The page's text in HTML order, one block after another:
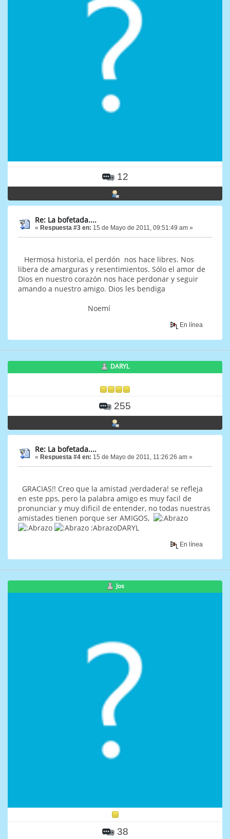
12
Re: La bofetada....
« Respuesta #3 en: 15 de Mayo de 2011, 09:51:49 am »
Hermosa historia, el perdón nos hace libres. Nos
libera de amarguras y resentimientos. Sólo el amor de
Dios en nuestro corazón nos hace perdonar y seguir
amando a nuestro amigo. Dios les bendiga
Noemí
En línea
DARYL
255
Re: La bofetada....
« Respuesta #4 en: 15 de Mayo de 2011, 11:26:26 am »
GRACIAS!! Creo que la amistad ¡verdadera! se refleja
en este pps, pero la palabra amigo es muy facil de
pronunciar y muy dificil de entender, no todas nuestras
amistades tienen porque ser AMIGOS,
:AbrazoDARYL
En línea
Jos
38